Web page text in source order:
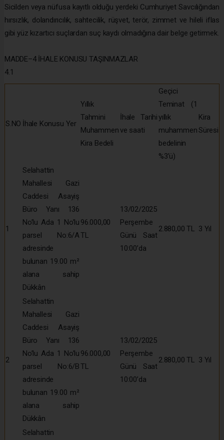
Sicilden veya nüfusa kayıtlı olduğu yerdeki Cumhuriyet Savcılığından
hırsızlık, dolandırıcılık, sahtecilik, rüşvet, terör, zimmet ve hileli iflas
gibi yüz kızartıcı suçlardan suç kaydı olmadığına dair belge getirmek.
MADDE–4 İHALE KONUSU TAŞINMAZLAR
4.1
S.NO İhale Konusu Yer
Yıllık
Tahmini
Muhammen
Kira Bedeli
İhale Tarihi
ve saati
Geçici
Teminat (1
yıllık
muhammen
bedelinin
%3’ü)
Kira
Süresi
1
Selahattin
Mahallesi Gazi
Caddesi Asayiş
Büro Yanı 136
No’lu Ada 1 No’lu
parsel No:6/A
adresinde
bulunan 19.00 m²
alana sahip
Dükkân
96.000,00
TL
13/02/2025
Perşembe
Günü Saat
10:00’da
2.880,00 TL 3 Yıl
2
Selahattin
Mahallesi Gazi
Caddesi Asayiş
Büro Yanı 136
No’lu Ada 1 No’lu
parsel No:6/B
adresinde
bulunan 19.00 m²
alana sahip
Dükkân
96.000,00
TL
13/02/2025
Perşembe
Günü Saat
10:00’da
2.880,00 TL 3 Yıl
Selahattin